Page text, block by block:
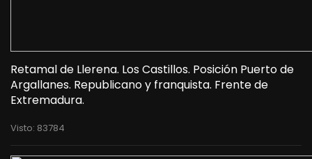
Retamal de Llerena. Los Castillos. Posición Puerto de
Argallanes. Republicano y franquista. Frente de
Extremadura.
Visto: 83784